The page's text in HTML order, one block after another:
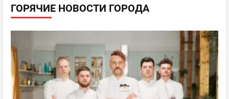
ГОРЯЧИЕ НОВОСТИ ГОРОДА